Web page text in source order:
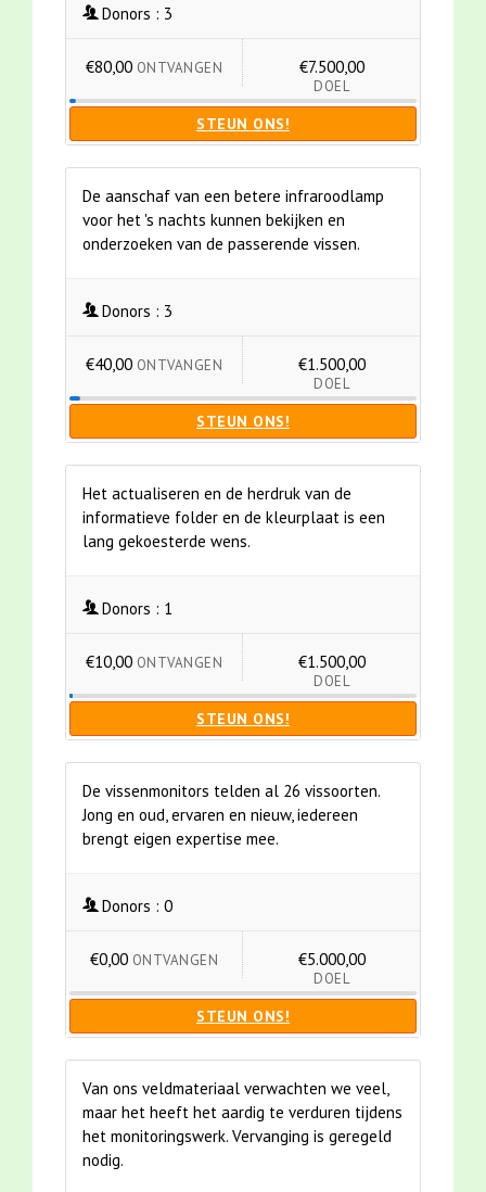
Donors : 3
€80,00 ONTVANGEN €7.500,00
DOEL
STEUN ONS!
De aanschaf van een betere infraroodlamp
voor het 's nachts kunnen bekijken en
onderzoeken van de passerende vissen.
Donors : 3
€40,00 ONTVANGEN €1.500,00
DOEL
STEUN ONS!
Het actualiseren en de herdruk van de
informatieve folder en de kleurplaat is een
lang gekoesterde wens.
Donors : 1
€10,00 ONTVANGEN €1.500,00
DOEL
STEUN ONS!
De vissenmonitors telden al 26 vissoorten.
Jong en oud, ervaren en nieuw, iedereen
brengt eigen expertise mee.
Donors : 0
€0,00 ONTVANGEN €5.000,00
DOEL
STEUN ONS!
Van ons veldmateriaal verwachten we veel,
maar het heeft het aardig te verduren tijdens
het monitoringswerk. Vervanging is geregeld
nodig.